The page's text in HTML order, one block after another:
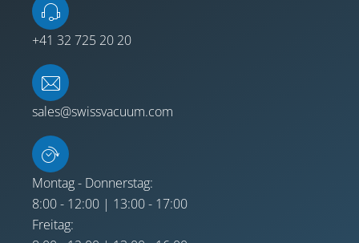
+41 32 725 20 20
sales@swissvacuum.com
Montag - Donnerstag:
8:00 - 12:00 | 13:00 - 17:00
Freitag: